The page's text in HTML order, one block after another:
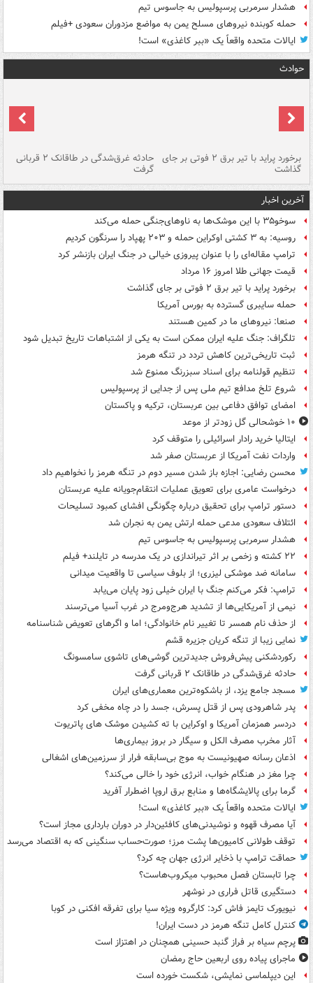
هشدار سرمربی پرسپولیس به جاسوس تیم
حمله کوبنده نیروهای مسلح یمن به مواضع مزدوران سعودی +فیلم
ایالات متحده واقعاً یک «ببر کاغذی» است!
حوادث
برخورد پراید با تیر برق ۲ فوتی بر جای
گذاشت
حادثه غرق‌شدگی در طاقانک ۲ قربانی
گرفت
آخرین اخبار
سوخو۳۵ با این موشک‌ها به ناوهای‌جنگی حمله می‌کند
روسیه: به ۳ کشتی اوکراین حمله و ۲۰۳ پهپاد را سرنگون کردیم
ترامپ مقاله‌ای را با عنوان پیروزی خیالی در جنگ ایران بازنشر کرد
قیمت جهانی طلا امروز ۱۶ مرداد
برخورد پراید با تیر برق ۲ فوتی بر جای گذاشت
حمله سایبری گسترده به بورس آمریکا
صنعا: نیروهای ما در کمین‌ هستند
تلگراف: جنگ علیه ایران ممکن است به یکی از اشتباهات تاریخ تبدیل شود
ثبت تاریخی‌ترین کاهش تردد در تنگه هرمز
تنظیم قولنامه برای اسناد سبزرنگ ممنوع شد
شروع تلخ مدافع تیم ملی پس از جدایی از پرسپولیس
امضای توافق دفاعی بین عربستان، ترکیه و پاکستان
۱۰ خوشحالی گل زودتر از موعد
ایتالیا خرید رادار اسرائیلی را متوقف کرد
واردات نفت آمریکا از عربستان صفر شد
محسن رضایی: اجازه باز شدن مسیر دوم در تنگه هرمز را نخواهیم داد
درخواست عامری برای تعویق عملیات انتقام‌جویانه علیه عربستان
دستور ترامپ برای تحقیق درباره چگونگی افشای کمبود تسلیحات
ائتلاف سعودی مدعی حمله ارتش یمن به نجران شد
هشدار سرمربی پرسپولیس به جاسوس تیم
۲۲ کشته و زخمی بر اثر تیراندازی در یک مدرسه در تایلند+ فیلم
سامانه ضد موشکی لیزری؛ از بلوف سیاسی تا واقعیت میدانی
ترامپ: فکر می‌کنم جنگ با ایران خیلی زود پایان می‌یابد
نیمی از آمریکایی‌ها از تشدید هرج‌ومرج در غرب آسیا می‌ترسند
از حذف نام همسر تا تغییر نام خانوادگی؛ اما و اگرهای تعویض شناسنامه
نمایی زیبا از تنگه کریان جزیره قشم
رکوردشکنی پیش‌فروش جدیدترین گوشی‌های تاشوی سامسونگ
حادثه غرق‌شدگی در طاقانک ۲ قربانی گرفت
مسجد جامع یزد، از باشکوه‌ترین معماری‌های ایران
پدر شاهرودی پس از قتل پسرش، جسد را در چاه مخفی کرد
دردسر همزمان آمریکا و اوکراین با ته کشیدن موشک های پاتریوت
آثار مخرب مصرف الکل و سیگار در بروز بیماری‌ها
اذعان رسانه صهیونیست به موج بی‌سابقه فرار از سرزمین‌های اشغالی
چرا مغز در هنگام خواب، انرژی خود را خالی می‌کند؟
گرما برای پالایشگاه‌ها و منابع برق اروپا اضطرار آفرید
ایالات متحده واقعاً یک «ببر کاغذی» است!
آیا مصرف قهوه و نوشیدنی‌های کافئین‌دار در دوران بارداری مجاز است؟
توقف طولانی کامیون‌ها پشت مرز؛ صورت‌حساب سنگینی که به اقتصاد می‌رسد
حماقت ترامپ با ذخایر انرژی جهان چه کرد؟
چرا تابستان فصل محبوب میکروب‌هاست؟
دستگیری قاتل فراری در نوشهر
نیویورک تایمز فاش کرد: کارگروه ویژه سیا برای تفرقه افکنی در کوبا
کنترل کامل تنگه هرمز در دست ایران!
پرچم سیاه بر فراز گنبد حسینی همچنان در اهتزاز است
ماجرای پیاده روی اربعین حاج رمضان
این دیپلماسی نمایشی، شکست خورده است